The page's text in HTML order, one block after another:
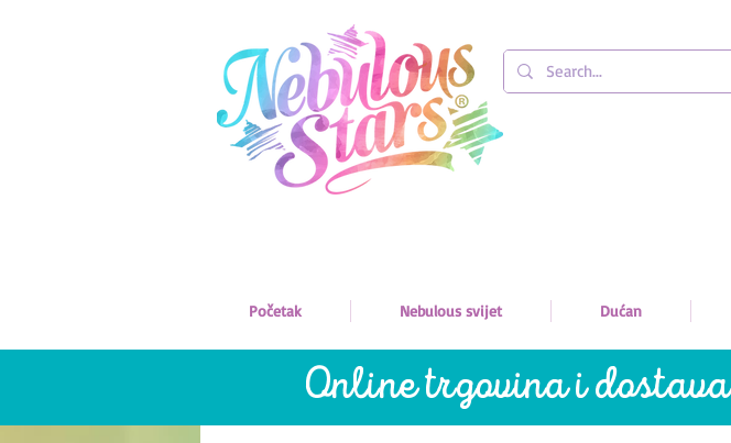
Početak Nebulous svijet Dućan
Online trgovina i dostava